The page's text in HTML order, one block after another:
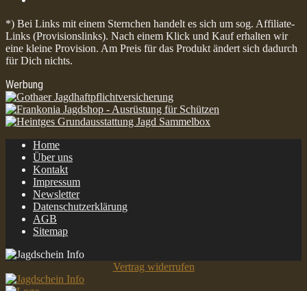
*) Bei Links mit einem Sternchen handelt es sich um sog. Affiliate-
Links (Provisionslinks). Nach einem Klick und Kauf erhalten wir
eine kleine Provision. Am Preis für das Produkt ändert sich dadurch
für Dich nichts.
Werbung
Home
Über uns
Kontakt
Impressum
Newsletter
Datenschutzerklärung
AGB
Sitemap
Vertrag widerrufen